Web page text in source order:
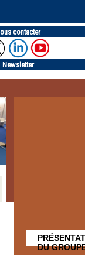
contacter
Newsletter
DU